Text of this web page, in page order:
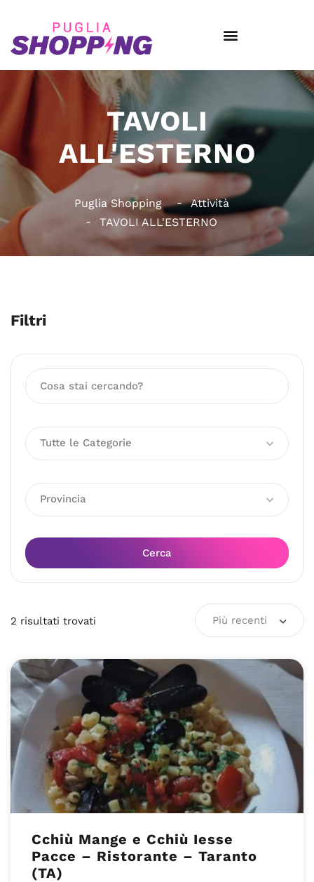
TAVOLI
ALL'ESTERNO
Puglia Shopping
Attività
TAVOLI ALL'ESTERNO
Filtri
Tutte le Categorie
Provincia
Cerca
2 risultati trovati Più recenti
Cchiù Mange e Cchiù Iesse
Pacce – Ristorante – Taranto
(TA)